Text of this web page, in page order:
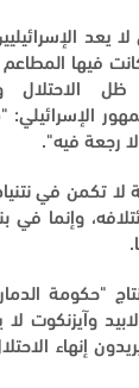
فيها المطاعم
ظل الاحتلال
لا تكمن في
وإنما في
"حكومة
وآيزنكوت
إنهاء